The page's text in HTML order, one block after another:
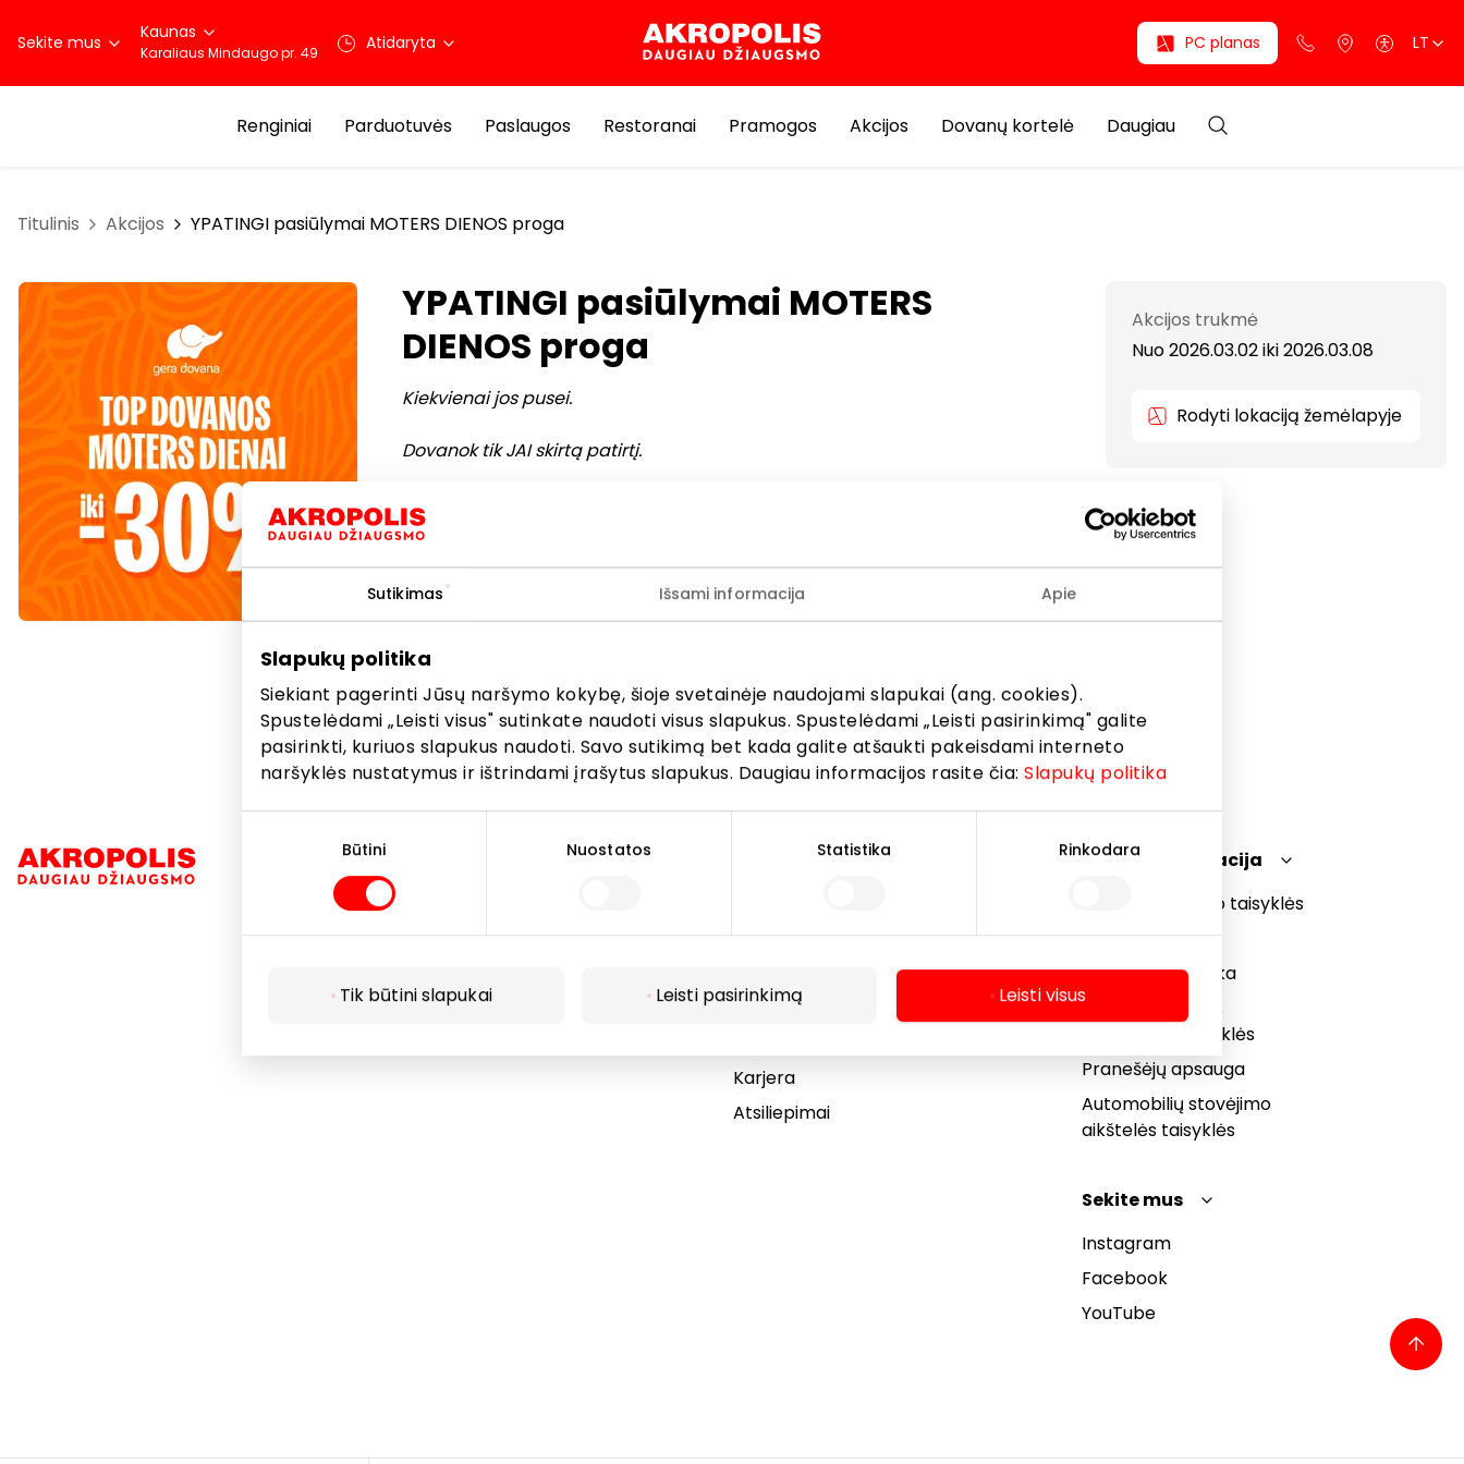
Sutikimas Išsami informacija Apie
Slapukų politika
Siekiant pagerinti Jūsų naršymo kokybę, šioje svetainėje naudojami slapukai (ang. cookies).
Spustelėdami „Leisti visus" sutinkate naudoti visus slapukus. Spustelėdami „Leisti pasirinkimą" galite
pasirinkti, kuriuos slapukus naudoti. Savo sutikimą bet kada galite atšaukti pakeisdami interneto
naršyklės nustatymus ir ištrindami įrašytus slapukus. Daugiau informacijos rasite čia:Slapukų politika
Būtini Nuostatos Statistika Rinkodara
Tik būtini slapukai Leisti pasirinkimą Leisti visus
Sekite mus Kaunas
Karaliaus Mindaugo pr. 49 Atidaryta PC planas LT
Renginiai Parduotuvės Paslaugos Restoranai Pramogos Akcijos Dovanų kortelė Daugiau
Titulinis Akcijos YPATINGI pasiūlymai MOTERS DIENOS proga
YPATINGI pasiūlymai MOTERS
DIENOS proga
Kiekvienai jos pusei.
Dovanok tik JAI skirtą patirtį.
Ypatingi pasiūlymai Moters dienos proga parduotuvėje „Gera dovana“: nuo
SPA, grožio procedūrų iki adrenalino kupinų patirčių!
Nustebinkite mylimas moteris išskirtiniu dėmesiu.
Akcijos trukmė
Nuo 2026.03.02iki2026.03.08
Rodyti lokaciją žemėlapyje
Navigacija
Parduotuvės
Lankytojams
Akcijos
Karjera
Atsiliepimai
Teisinė informacija
Prekybos centro taisyklės
Privatumo politika
Dovanų kortelės
bendrosios taisyklės
Pranešėjų apsauga
Automobilių stovėjimo
aikštelės taisyklės
Sekite mus
Instagram
Facebook
YouTube